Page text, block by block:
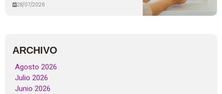
28/07/2026
ARCHIVO
Agosto 2026
Julio 2026
Junio 2026